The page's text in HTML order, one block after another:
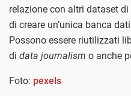
relazione con altri dataset
di creare un’unica banca
Possono essere riutilizzati
di data journalism o anche
Foto: pexels